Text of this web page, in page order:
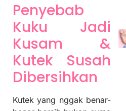
Penyebab
Kuku Jadi
Kusam &
Kutek Susah
Dibersihkan
Kutek yang nggak benar-